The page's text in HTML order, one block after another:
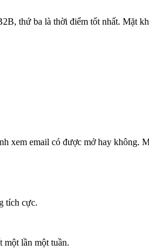
thứ ba là thời điểm tốt nhất. Mặt
xem email có được mở hay không.
tích cực.
một lần một tuần.